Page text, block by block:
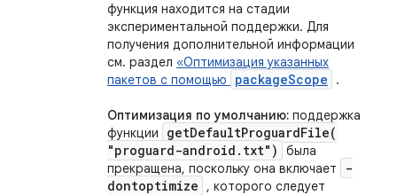
функция находится на стадии
экспериментальной поддержки. Для
получения дополнительной информации
см. раздел «Оптимизация указанных
пакетов с помощью
packageScope .
Оптимизация по умолчанию: поддержка
функции
getDefaultProguardFile(
"proguard-android . txt")
была
прекращена, поскольку она включает
-
dontoptimize
, которого следует